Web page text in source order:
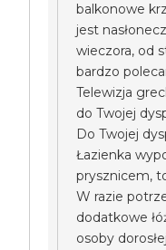
balkonowe
jest
wieczora, od
bardzo
Telewizja
do Twojej
Do Twojej
Łazienka
prysznicem,
W razie
dodatkowe
osoby